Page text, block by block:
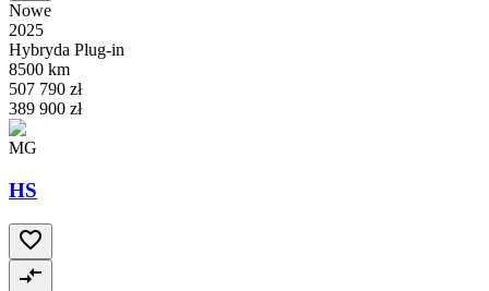
Nowe
2025
Hybryda Plug-in
8500 km
507 790 zł
389 900 zł
MG
HS